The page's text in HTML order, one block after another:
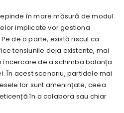
în mare măsură de modul
implicate vor gestiona
de o parte, există riscul ca
tensiunile deja existente, mai
încercare de a schimba balanța
În acest scenariu, partidele mai
lor sunt amenințate, ceea
în a colabora sau chiar